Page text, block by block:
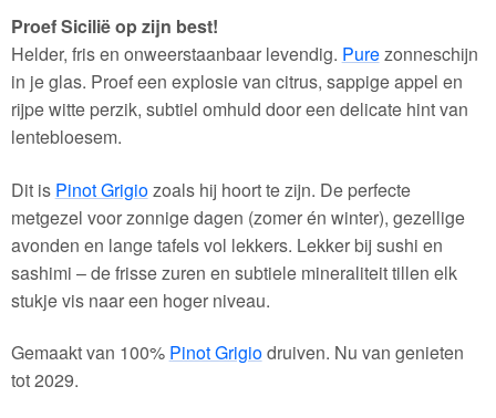
Proef Sicilië op zijn best!
Helder, fris en onweerstaanbaar levendig. Purezonneschijn
in je glas. Proef een explosie van citrus, sappige appel en
rijpe witte perzik, subtiel omhuld door een delicate hint van
lentebloesem.
Dit is Pinot Grigiozoals hij hoort te zijn. De perfecte
metgezel voor zonnige dagen (zomer én winter), gezellige
avonden en lange tafels vol lekkers. Lekker bij sushi en
sashimi – de frisse zuren en subtiele mineraliteit tillen elk
stukje vis naar een hoger niveau.
Gemaakt van 100% Pinot Grigiodruiven. Nu van genieten
tot 2029.